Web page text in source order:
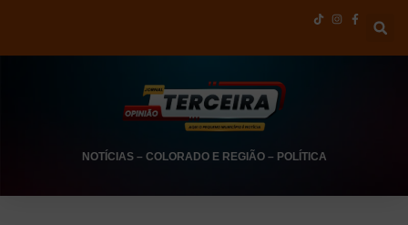
NOTÍCIAS– COLORADO E REGIÃO– POLÍTICA